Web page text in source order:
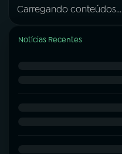
Carregando conteúdos...
Notícias Recentes